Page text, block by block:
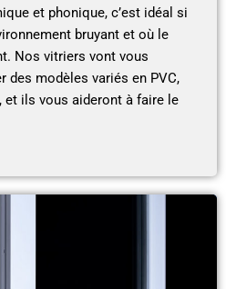
et phonique, c’est idéal si
bruyant et où le
Nos vitriers vont vous
des modèles variés en PVC,
et ils vous aideront à faire le